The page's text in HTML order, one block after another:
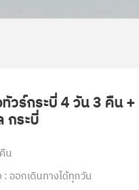
วร์กระบี่ 4 วัน 3 คืน +
กระบี่
น
: ออกเดินทางได้ทุกวัน